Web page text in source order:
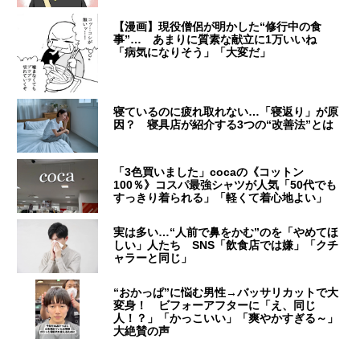
【漫画】現役僧侶が明かした“修行中の食
事”… あまりに質素な献立に1万いいね
「病気になりそう」「大変だ」
寝ているのに疲れ取れない…「寝返り」が原
因？ 寝具店が紹介する3つの“改善法”とは
「3色買いました」cocaの《コットン
100％》コスパ最強シャツが人気「50代でも
すっきり着られる」「軽くて着心地よい」
実は多い…“人前で鼻をかむ”のを「やめてほ
しい」人たち SNS「飲食店では嫌」「クチ
ャラーと同じ」
“おかっぱ”に悩む男性→バッサリカットで大
変身！ ビフォーアフターに「え、同じ
人！？」「かっこいい」「爽やかすぎる～」
大絶賛の声